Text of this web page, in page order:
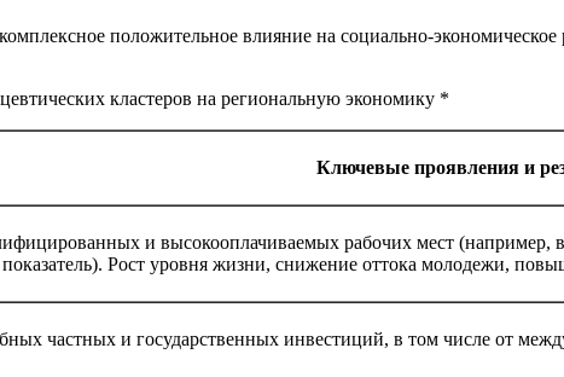
положительное влияние на социально-
кластеров на региональную экономику *
Ключевые проявления и
и высокооплачиваемых рабочих мест (например,
Рост уровня жизни, снижение оттока молодежи,
частных и государственных инвестиций, в том числе от